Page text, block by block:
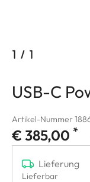
1 / 1
USB-C
Artikel-Nummer
€ 385,00 *
Lieferung
Lieferbar